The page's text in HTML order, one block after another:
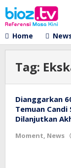
Lewati
ke
konten
Home
Tag:
Dianggarkan
Temuan
Dilanjutkan
Moment, News